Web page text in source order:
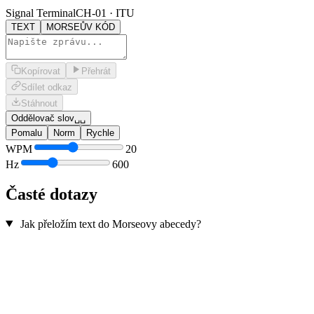
Signal TerminalCH-01 · ITU
TEXT MORSEŮV KÓD
Kopírovat
Přehrát
Sdílet odkaz
Stáhnout
Oddělovač slov␣␣
Pomalu
Norm Rychle
WPM
20
Hz
600
Časté dotazy
Jak přeložím text do Morseovy abecedy?